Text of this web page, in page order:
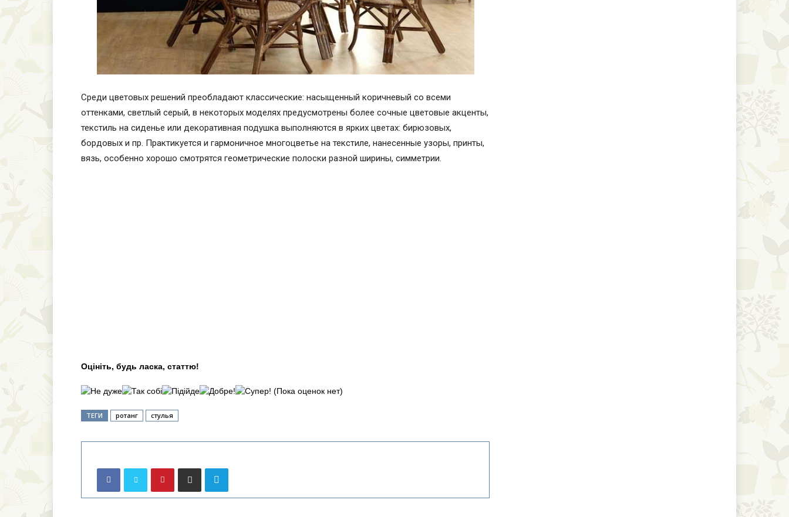
Среди цветовых решений преобладают классические: насыщенный коричневый со всеми
оттенками, светлый серый, в некоторых моделях предусмотрены более сочные цветовые акценты,
текстиль на сиденье или декоративная подушка выполняются в ярких цветах: бирюзовых,
бордовых и пр. Практикуется и гармоничное многоцветье на текстиле, нанесенные узоры, принты,
вязь, особенно хорошо смотрятся геометрические полоски разной ширины, симметрии.
Оцініть, будь ласка, статтю!
(Пока оценок нет)
ТЕГИ ротанг стулья